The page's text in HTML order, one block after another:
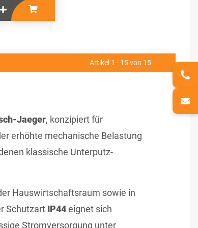
Artikel 1 - 15 von 15
Jaeger, konzipiert für
erhöhte mechanische Belastung
klassische Unterputz-
Hauswirtschaftsraum sowie in
Schutzart
IP44 eignet sich
Stromversorgung unter